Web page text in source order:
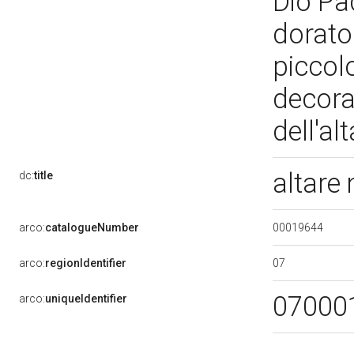
dc:title altare
arco:catalogueNumber 00019644
arco:regionIdentifier 07
arco:uniqueIdentifier